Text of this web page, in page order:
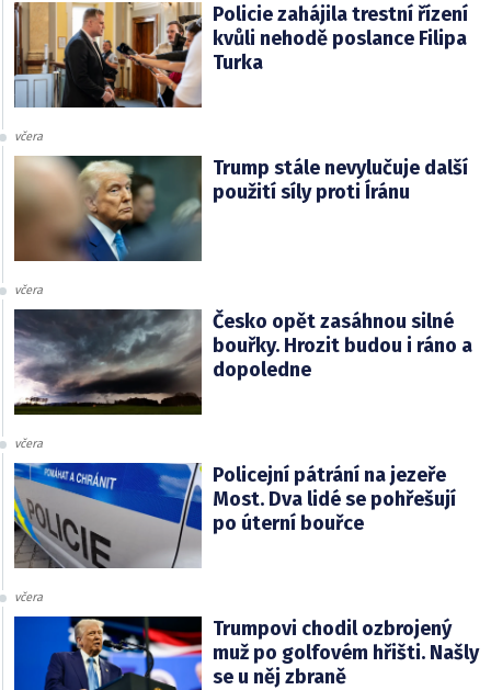
Policie zahájila trestní řízení
kvůli nehodě poslance Filipa
Turka
včera
Trump stále nevylučuje další
použití síly proti Íránu
včera
Česko opět zasáhnou silné
bouřky. Hrozit budou i ráno a
dopoledne
včera
Policejní pátrání na jezeře
Most. Dva lidé se pohřešují
po úterní bouřce
včera
Trumpovi chodil ozbrojený
muž po golfovém hřišti. Našly
se u něj zbraně